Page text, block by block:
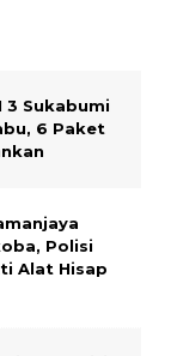
3 Sukabumi
6 Paket
Polisi
Alat Hisap